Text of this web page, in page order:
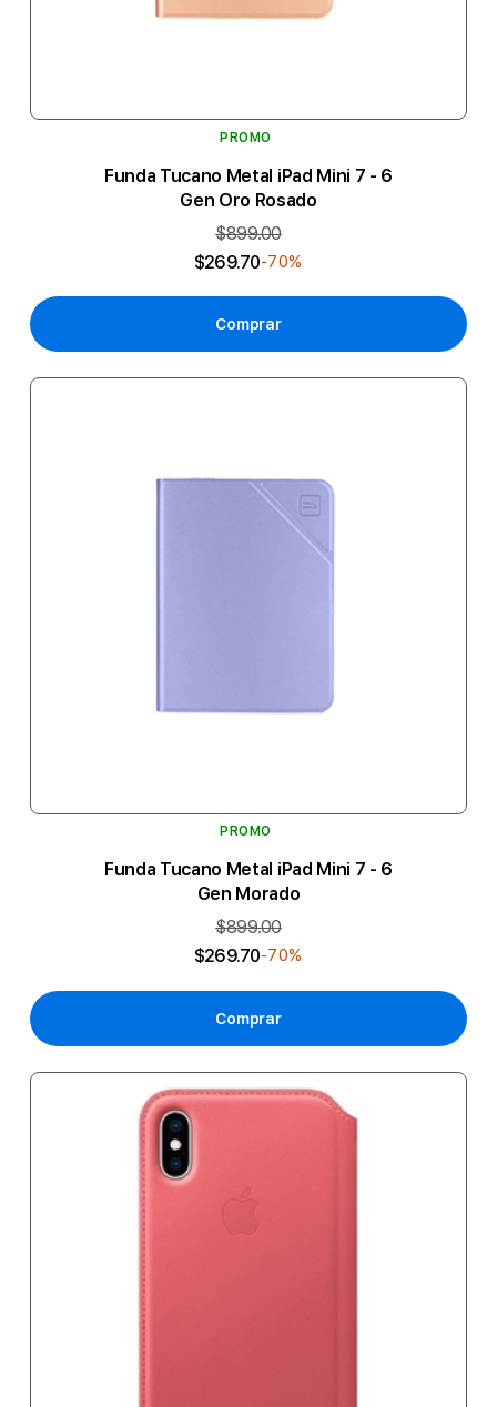
PROMO
Funda Tucano Metal iPad Mini 7 - 6
Gen Oro Rosado
$899.00
$269.70-70%
Comprar
PROMO
Funda Tucano Metal iPad Mini 7 - 6
Gen Morado
$899.00
$269.70-70%
Comprar